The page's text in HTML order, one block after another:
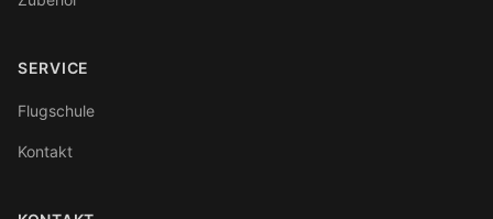
SERVICE
Flugschule
Kontakt